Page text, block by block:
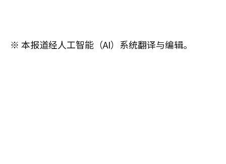
※ 本报道经人工智能（AI）系统翻译与编辑。